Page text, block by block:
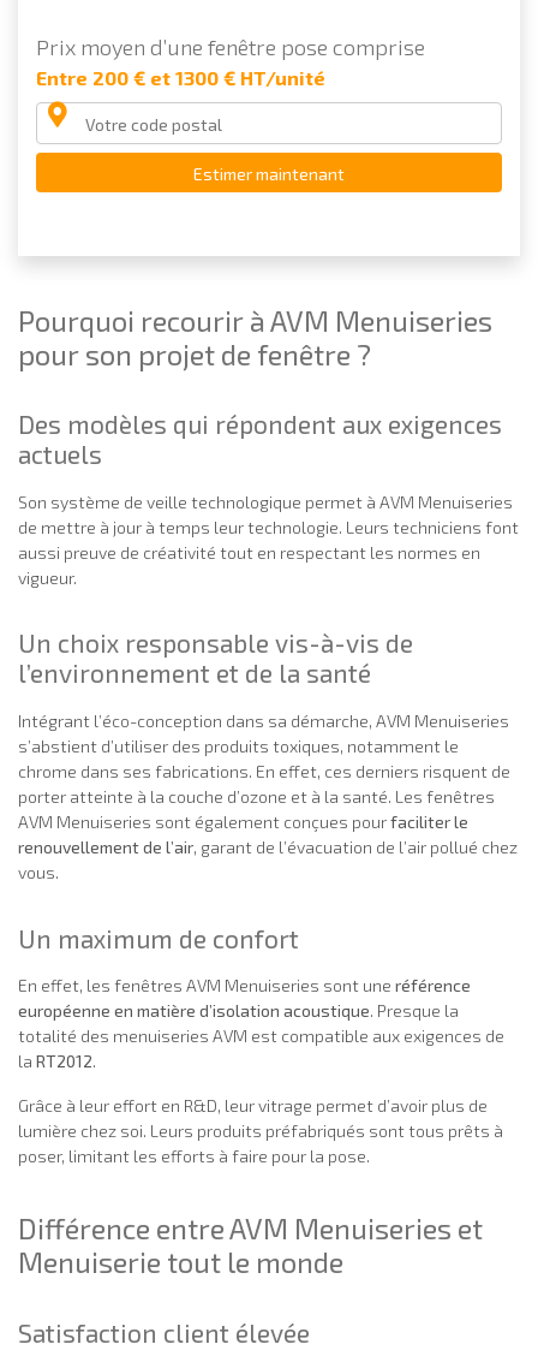
Prix moyen d’une fenêtre pose comprise
Entre 200 € et 1300 € HT/unité
Estimer maintenant
Pourquoi recourir à AVM Menuiseries
pour son projet de fenêtre ?
Des modèles qui répondent aux exigences
actuels
Son système de veille technologique permet à AVM Menuiseries
de mettre à jour à temps leur technologie. Leurs techniciens font
aussi preuve de créativité tout en respectant les normes en
vigueur.
Un choix responsable vis-à-vis de
l’environnement et de la santé
Intégrant l’éco-conception dans sa démarche, AVM Menuiseries
s’abstient d’utiliser des produits toxiques, notamment le
chrome dans ses fabrications. En effet, ces derniers risquent de
porter atteinte à la couche d’ozone et à la santé. Les fenêtres
AVM Menuiseries sont également conçues pourfaciliter le
renouvellement de l’air, garant de l’évacuation de l’air pollué chez
vous.
Un maximum de confort
En effet, les fenêtres AVM Menuiseries sont une référence
européenne en matière d’isolation acoustique. Presque la
totalité des menuiseries AVM est compatible aux exigences de
la RT2012.
Grâce à leur effort en R&D, leur vitrage permet d’avoir plus de
lumière chez soi. Leurs produits préfabriqués sont tous prêts à
poser, limitant les efforts à faire pour la pose.
Différence entre AVM Menuiseries et
Menuiserie tout le monde
Satisfaction client élevée